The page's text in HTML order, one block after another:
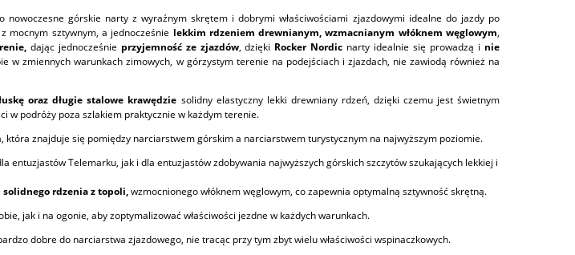
narty biegowe Fischer Transnordic
59 + foka Easy Skin Xtralite +
wiązania BC Auto
Rękawice narciarskie Softshell
Ziener Kahli PR Lady Black
nowoczesne górskie narty z wyraźnym skrętem i dobrymi właściwościami zjazdowymi idealne do jazdy po
mocnym sztywnym, a jednocześnie lekkim rdzeniem drewnianym, wzmacnianym włóknem węglowym,
dając jednocześnie przyjemność ze zjazdów, dzięki Rocker Nordic narty idealnie się prowadzą i nie
w zmiennych warunkach zimowych, w górzystym terenie na podejściach i zjazdach, nie zawiodą również na
oraz długie stalowe krawędzie solidny elastyczny lekki drewniany rdzeń, dzięki czemu jest świetnym
w podróży poza szlakiem praktycznie w każdym terenie.
która znajduje się pomiędzy narciarstwem górskim a narciarstwem turystycznym na najwyższym poziomie.
entuzjastów Telemarku, jak i dla entuzjastów zdobywania najwyższych górskich szczytów szukających lekkiej i
solidnego rdzenia z topoli,wzmocnionego włóknem węglowym, co zapewnia optymalną sztywność skrętną.
jak i na ogonie, aby zoptymalizować właściwości jezdne w każdych warunkach.
dobre do narciarstwa zjazdowego, nie tracąc przy tym zbyt wielu właściwości wspinaczkowych.